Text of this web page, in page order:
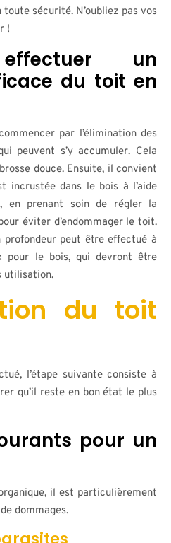
sécurité. N’oubliez pas vos
!
un
du toit en
par l’élimination des
peuvent s’y accumuler. Cela
douce. Ensuite, il convient
incrustée dans le bois à l’aide
en prenant soin de régler la
éviter d’endommager le toit.
profondeur peut être effectué à
pour le bois, qui devront être
utilisation.
du toit
l’étape suivante consiste à
qu’il reste en bon état le plus
pour un
il est particulièrement
dommages.